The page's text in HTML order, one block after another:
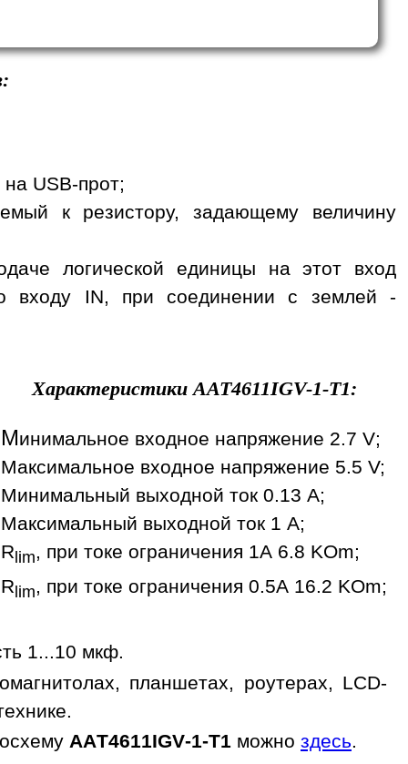
USB-прот;
к резистору, задающему величину
логической единицы на этот вход
входу IN, при соединении с землей -
Характеристики AAT4611IGV-1-T1:
Минимальное входное напряжение 2.7 V;
Максимальное входное напряжение 5.5 V;
Минимальный выходной ток 0.13 A;
Максимальный выходной ток 1 A;
R lim, при токе ограничения 1А 6.8 KOm;
R lim, при токе ограничения 0.5А 16.2 KOm;
1...10 мкф.
планшетах, роутерах, LCD-
AAT4611IGV-1-T1 можно здесь.